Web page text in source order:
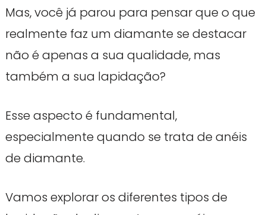
Mas, você já parou para pensar que o que
realmente faz um diamante se destacar
não é apenas a sua qualidade, mas
também a sua lapidação?
Esse aspecto é fundamental,
especialmente quando se trata de anéis
de diamante.
Vamos explorar os diferentes tipos de